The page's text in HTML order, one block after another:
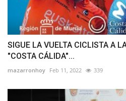
SIGUE LA VUELTA CICLISTA A
"COSTA CÁLIDA"...
mazarronhoy Feb 11, 2022 339